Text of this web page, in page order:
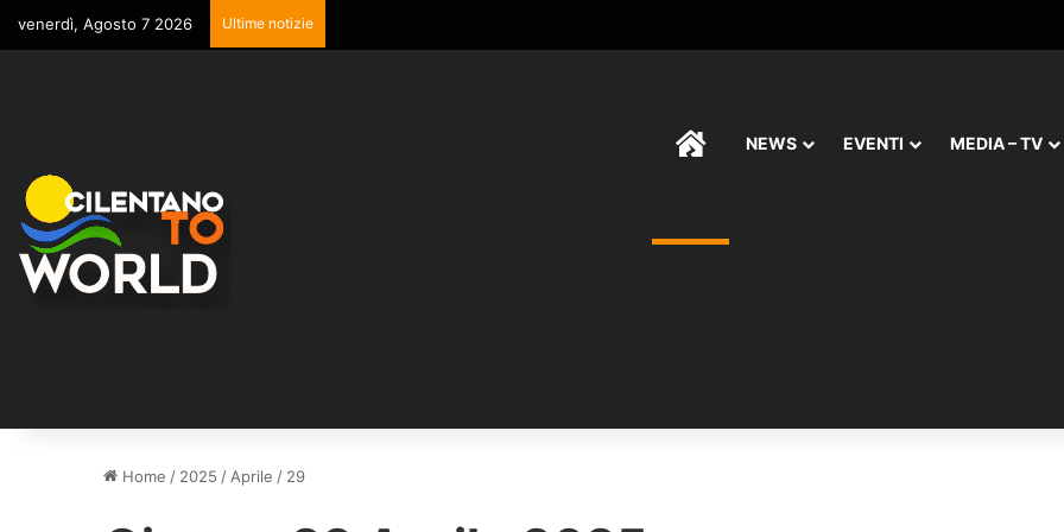
venerdì, Agosto 7 2026 Ultime notizie
HOMENEWS EVENTI MEDIA – TV
Home / 2025 / Aprile / 29